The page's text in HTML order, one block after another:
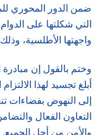
ضمن الدور المحوري
التي شكلتها على
واجهتها الأطلسية،
وختم بالقول إن
أبلغ تجسيد لهذا
إلى النهوض بفضاءات
التعاون الفعال
والأمن من أجل الجميع.